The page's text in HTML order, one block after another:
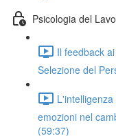
Psicologia del
Il feedback
Selezione del
emozioni nel
(59:37)